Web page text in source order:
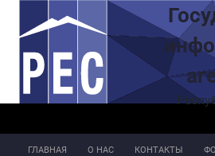
Перейти к основному содержанию
ГЛАВНАЯ О НАС КОНТАКТЫ